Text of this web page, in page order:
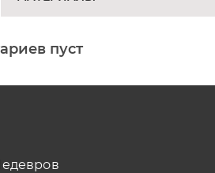
клавиатура
пуст